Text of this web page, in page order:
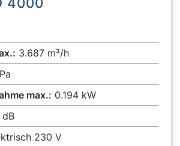
3.687 m³/h
max.: 0.194 kW
230 V